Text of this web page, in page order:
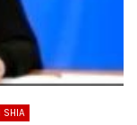
SHIA